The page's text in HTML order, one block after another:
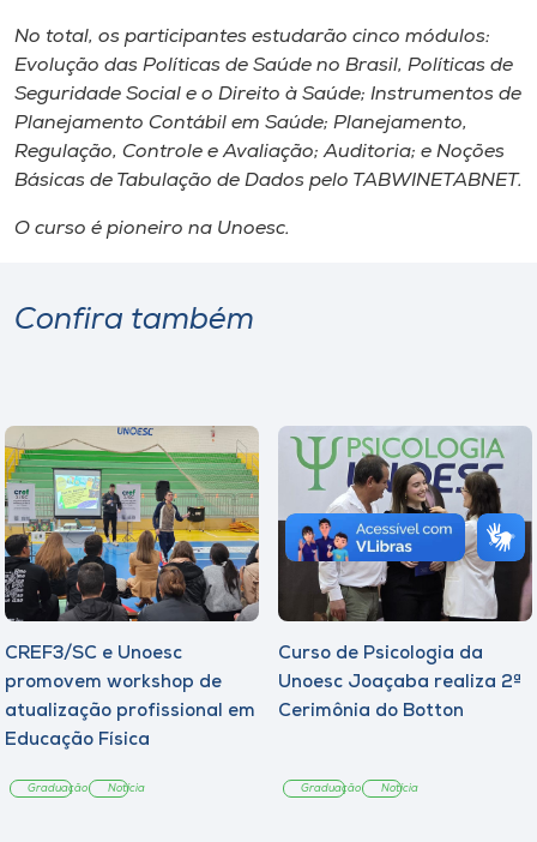
No total, os participantes estudarão cinco módulos:
Evolução das Políticas de Saúde no Brasil, Políticas de
Seguridade Social e o Direito à Saúde; Instrumentos de
Planejamento Contábil em Saúde; Planejamento,
Regulação, Controle e Avaliação; Auditoria; e Noções
Básicas de Tabulação de Dados pelo TABWINETABNET.
O curso é pioneiro na Unoesc.
Confira também
CREF3/SC e Unoesc
promovem workshop de
atualização profissional em
Educação Física
Graduação Notícia
Curso de Psicologia da
Unoesc Joaçaba realiza 2ª
Cerimônia do Botton
Graduação Notícia